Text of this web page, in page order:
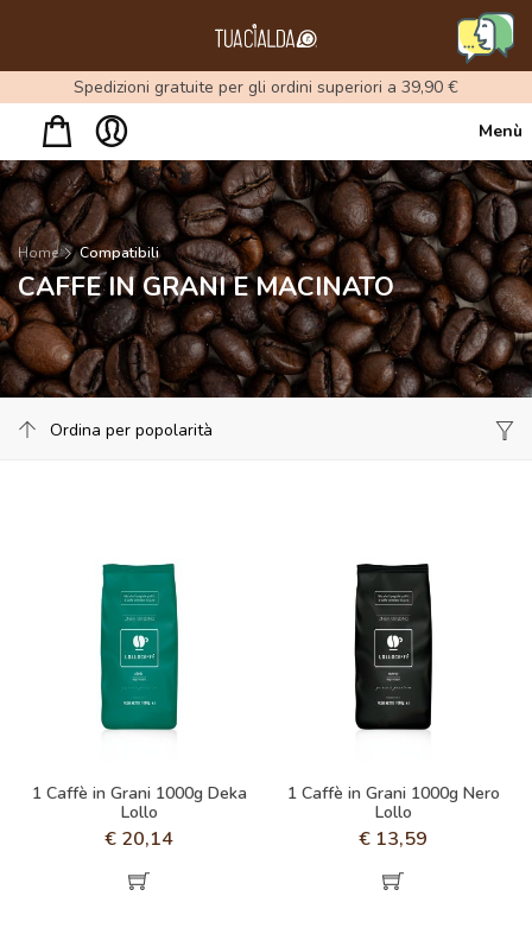
Spedizioni gratuite per gli ordini superiori a 39,90 €
Menù
Home Compatibili
CAFFE IN GRANI E MACINATO
1 Caffè in Grani 1000g Deka
Lollo
€ 20,14
1 Caffè in Grani 1000g Nero
Lollo
€ 13,59